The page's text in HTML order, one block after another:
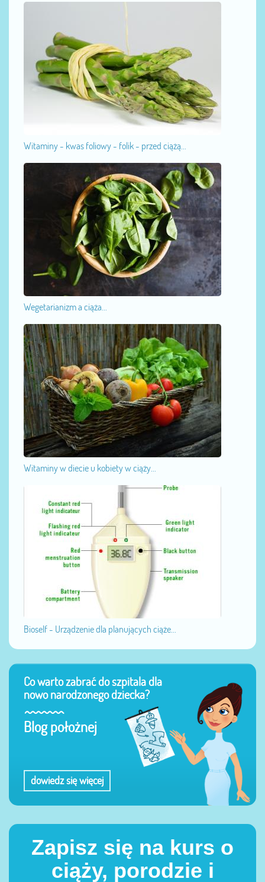
Witaminy - kwas foliowy - folik - przed ciążą...
Wegetarianizm a ciąża...
Witaminy w diecie u kobiety w ciąży...
Bioself - Urządzenie dla planujących ciąże...
Co warto zabrać do szpitala dla
nowo narodzonego dziecka?
Blog położnej
dowiedz się więcej
Zapisz się na kurs o
ciąży, porodzie i